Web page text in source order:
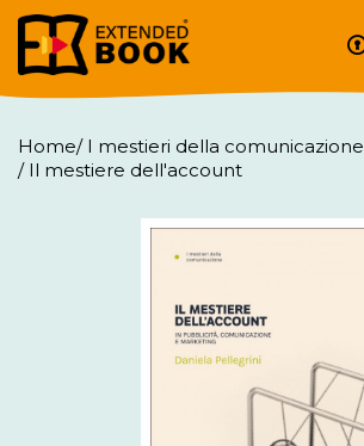
Home/ I mestieri della comunicazione
/ Il mestiere dell'account